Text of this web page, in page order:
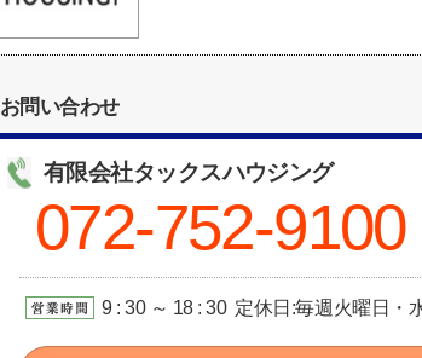
お問い合わせ
有限会社タックスハウジング
072-752-9100
9 : 30 ～ 18 : 30 定休日:毎週火曜日・